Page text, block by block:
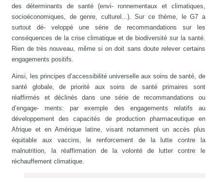
des déterminants de santé (envi- ronnementaux et climatiques,
socioéconomiques, de genre, culturel...). Sur ce thème, le G7 a
surtout dé- veloppé une série de recommandations sur les
conséquences de la crise climatique et de biodiversité sur la santé.
Rien de très nouveau, même si on doit sans doute relever certains
engagements positifs.
Ainsi, les principes d’accessibilité universelle aux soins de santé, de
santé globale, de priorité aux soins de santé primaires sont
réaffirmés et déclinés dans une série de recommandations ou
d’engage- ments: par exemple des engagements relatifs au
développement des capacités de production pharmaceutique en
Afrique et en Amérique latine, visant notamment un accès plus
équitable aux vaccins, le renforcement de la lutte contre la
malnutrition, la réaffirmation de la volonté de lutter contre le
réchauffement climatique.